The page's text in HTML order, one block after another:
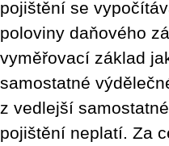
pojištění se
poloviny daňového
vyměřovací základ
samostatné
z vedlejší
pojištění neplatí. Za